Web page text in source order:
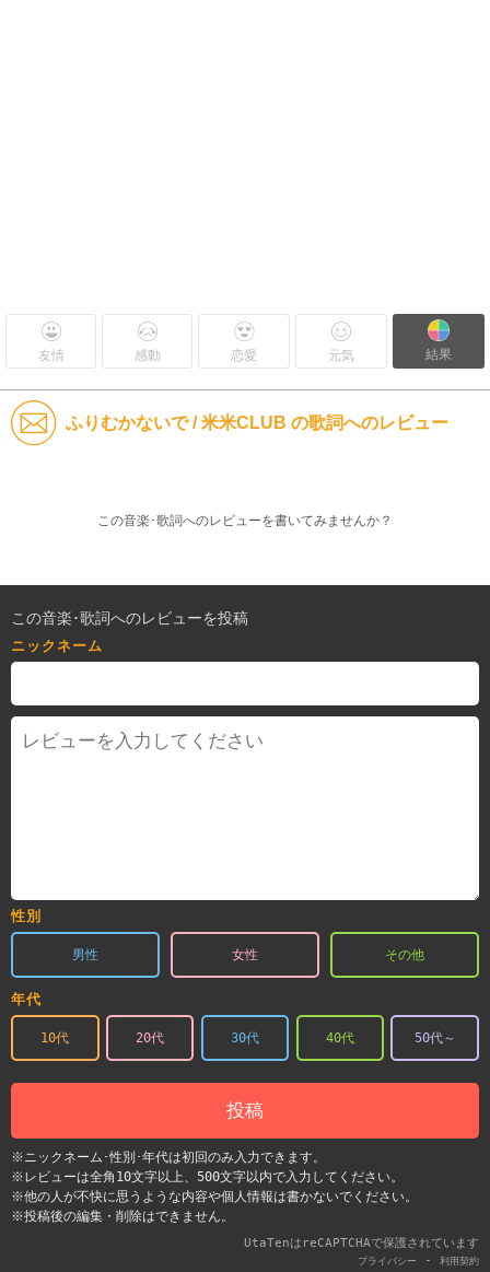
友情 感動 恋愛 元気 結果
ふりむかないで / 米米CLUB の歌詞へのレビュー
この音楽･歌詞へのレビューを書いてみませんか？
この音楽･歌詞へのレビューを投稿
ニックネーム
性別
男性 女性 その他
年代
10代 20代 30代 40代 50代～
投稿
※ニックネーム･性別･年代は初回のみ入力できます。
※レビューは全角10文字以上、500文字以内で入力してください。
※他の人が不快に思うような内容や個人情報は書かないでください。
※投稿後の編集・削除はできません。
UtaTenはreCAPTCHAで保護されています
プライバシー - 利用契約